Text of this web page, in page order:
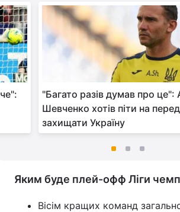
"Багато разів думав про це":
Шевченко хотів піти на
захищати Україну
Яким буде плей-офф Ліги
Вісім кращих команд